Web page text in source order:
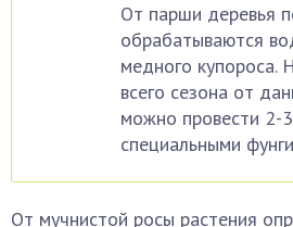
От парши деревья
обрабатываются
медного купороса.
всего сезона от
можно провести 2-
специальными
От мучнистой росы растения